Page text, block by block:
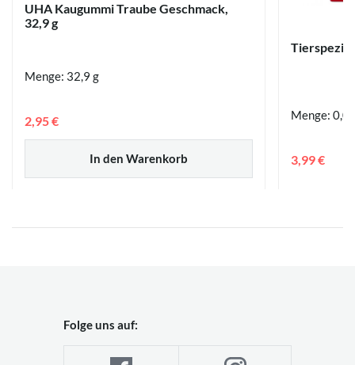
UHA Kaugummi Traube Geschmack,
32,9 g
Menge: 32,9 g
In den Warenkorb
2,95 € Menge:
3,99 €
Folge uns auf: